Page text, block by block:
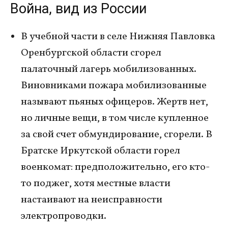
Война, вид из России
В учебной части в селе Нижняя Павловка
Оренбургской области сгорел
палаточный лагерь мобилизованных.
Виновниками пожара мобилизованные
называют пьяных офицеров. Жертв нет,
но личные вещи, в том числе купленное
за свой счет обмундирование, сгорели. В
Братске Иркутской области горел
военкомат: предположительно, его кто-
то поджег, хотя местные власти
настаивают на неисправности
электропроводки.